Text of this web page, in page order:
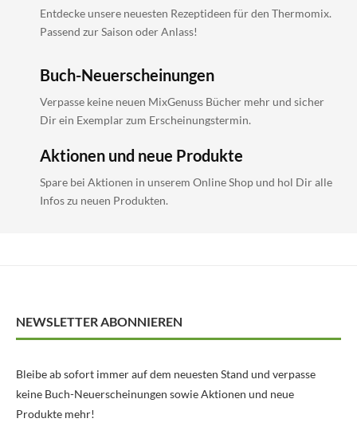
Entdecke unsere neuesten Rezeptideen für den Thermomix.
Passend zur Saison oder Anlass!
Buch-Neuerscheinungen
Verpasse keine neuen MixGenuss Bücher mehr und sicher
Dir ein Exemplar zum Erscheinungstermin.
Aktionen und neue Produkte
Spare bei Aktionen in unserem Online Shop und hol Dir alle
Infos zu neuen Produkten.
NEWSLETTER ABONNIEREN
Bleibe ab sofort immer auf dem neuesten Stand und verpasse
keine Buch-Neuerscheinungen sowie Aktionen und neue
Produkte mehr!